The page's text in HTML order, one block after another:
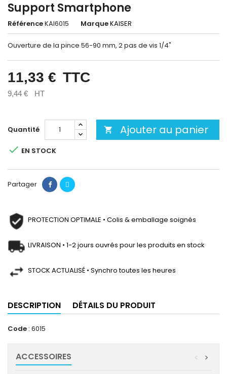
Support Smartphone
RéférenceKAI6015 MarqueKAISER
Ouverture de la pince 56-90 mm, 2 pas de vis 1/4"
11,33 € TTC
9,44 € HT
Quantité  Ajouter au panier
 EN STOCK
Partager
PROTECTION OPTIMALE • Colis & emballage soignés
LIVRAISON • 1-2 jours ouvrés pour les produits en stock
STOCK ACTUALISÉ • Synchro toutes les heures
DESCRIPTION DÉTAILS DU PRODUIT
Code : 6015
ACCESSOIRES >
<